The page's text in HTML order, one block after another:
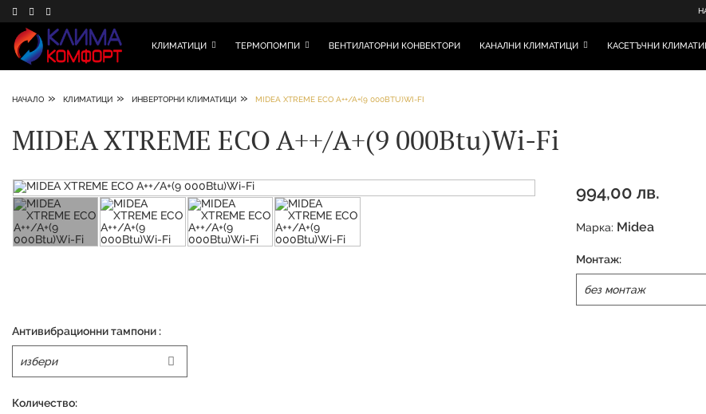
КЛИМАТИЦИ ТЕРМОПОМПИ ВЕНТИЛАТОРНИ КОНВЕКТОРИ КАНАЛНИ КЛИМАТИЦИ КАСЕТЪЧНИ
НАЧАЛО » КЛИМАТИЦИ » ИНВЕРТОРНИ КЛИМАТИЦИ » MIDEA XTREME ECO A++/A+(9 000BTU)WI-FI
MIDEA XTREME ECO A++/A+(9 000Btu)Wi-Fi
994,00 лв.
Марка: Midea
Монтаж:
Антивибрационни тампони :
Количество: